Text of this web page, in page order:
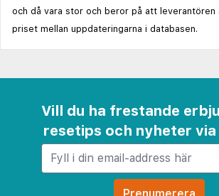
och då vara stor och beror på att leverantören
priset mellan uppdateringarna i databasen.
Vill du ha frestande
resetips och nyheter